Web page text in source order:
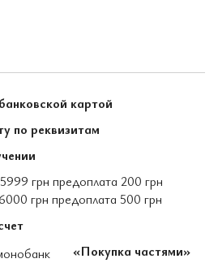
картой
по реквизитам
грн предоплата 200 грн
грн предоплата 500 грн
«Покупка частями»